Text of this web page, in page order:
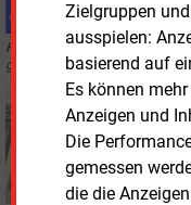
Zielgruppen
ausspielen:
basierend auf
Es können
Anzeigen und
Die
gemessen
die die
Künstliche Intelligenz hat das
ganz neue Ebene zu bringen.
Getec
Reststoffe